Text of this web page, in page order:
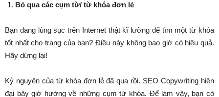
Bỏ qua các cụm từ/ từ khóa đơn lẻ
Bạn đang lùng sục trên Internet thật kĩ lưỡng để tìm một từ khóa
tốt nhất cho trang của bạn? Điều này không bao giờ có hiệu quả.
Hãy dừng lại!
Kỷ nguyên của từ khóa đơn lẻ đã qua rồi. SEO Copywriting hiện
đại bây giờ hướng về những cụm từ khóa. Để làm vậy, bạn có